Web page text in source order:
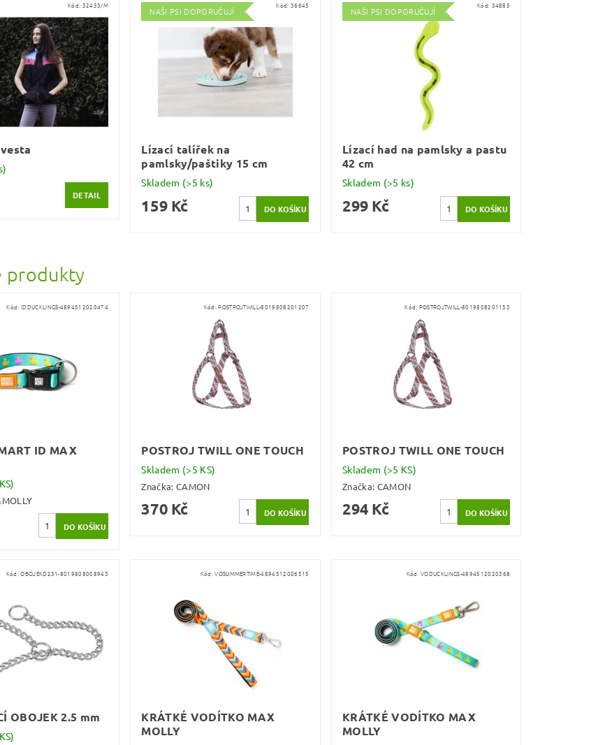
Kód: 32433/M
DETAIL
NAŠI PSI DOPORUČUJÍ
Kód: 36645
Lízací talířek na
pamlsky/paštiky 15 cm
Skladem (>5 ks)
159 Kč
NAŠI PSI DOPORUČUJÍ
Kód: 34885
Lízací had na pamlsky a pastu
42 cm
Skladem (>5 ks)
299 Kč
produkty
Kód: IDDUCKLINGS-4894512020474
ID MAX
Kód:POSTROJTWILL-8019808201207
POSTROJ TWILL ONE TOUCH
Skladem (>5 KS)
Značka:CAMON
370 Kč
Kód: POSTROJTWILL-8019808201153
POSTROJ TWILL ONE TOUCH
Skladem (>5 KS)
Značka: CAMON
294 Kč
Kód:OBOJEKD231-8019808008943
OBOJEK 2.5 mm
Kód:VOSUMMERTIME-4894512006515
KRÁTKÉ VODÍTKO MAX
MOLLY
Kód:VODUCKLINGS-4894512020368
KRÁTKÉ VODÍTKO MAX
MOLLY